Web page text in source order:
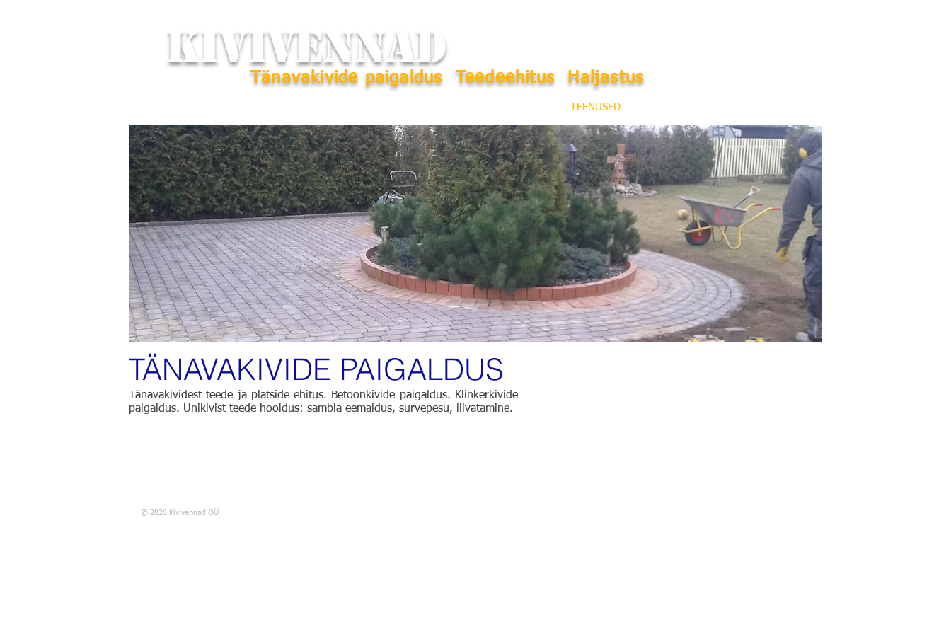
KIVIVENNAD
Tänavakivide paigaldus Teedeehitus Haljastus
TEENUSED
TÄNAVAKIVIDE PAIGALDUS
Tänavakividest teede ja platside ehitus. Betoonkivide paigaldus. Klinkerkivide
paigaldus. Unikivist teede hooldus: sambla eemaldus, survepesu, liivatamine.
© 2026 Kivivennad OÜ